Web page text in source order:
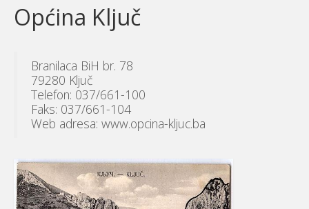
Općina Ključ
Branilaca BiH br. 78
79280 Ključ
Telefon: 037/661-100
Faks: 037/661-104
Web adresa: www.opcina-kljuc.ba